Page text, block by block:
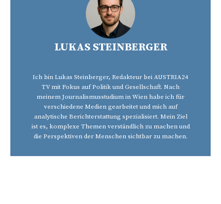
LUKAS STEINBERGER
Ich bin Lukas Steinberger, Redakteur bei AUSTRIA24
TV mit Fokus auf Politik und Gesellschaft. Nach
meinem Journalismusstudium in Wien habe ich für
verschiedene Medien gearbeitet und mich auf
analytische Berichterstattung spezialisiert. Mein Ziel
ist es, komplexe Themen verständlich zu machen und
die Perspektiven der Menschen sichtbar zu machen.